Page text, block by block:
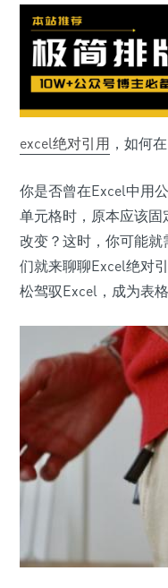
excel绝对引用 ，如何
你是否曾在Excel中用
单元格时，原本应该
改变？这时，你可能就
们就来聊聊Excel绝对
松驾驭Excel，成为表